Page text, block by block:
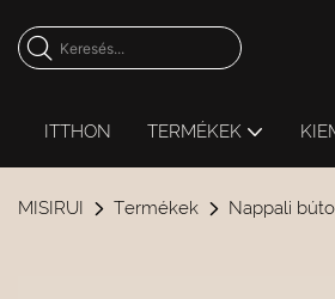
ITTHON TERMÉKEK
MISIRUI Termékek Nappali